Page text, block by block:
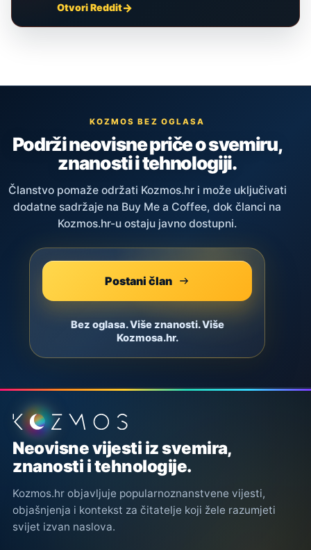
Otvori Reddit
KOZMOS BEZ OGLASA
Podrži neovisne priče o svemiru,
znanosti i tehnologiji.
Članstvo pomaže održati Kozmos.hr i može uključivati
dodatne sadržaje na Buy Me a Coffee, dok članci na
Kozmos.hr-u ostaju javno dostupni.
Postani član
Bez oglasa. Više znanosti. Više
Kozmosa.hr.
Podnožje stranice
Neovisne vijesti iz svemira,
znanosti i tehnologije.
Kozmos.hr objavljuje popularnoznanstvene vijesti,
objašnjenja i kontekst za čitatelje koji žele razumjeti
svijet izvan naslova.